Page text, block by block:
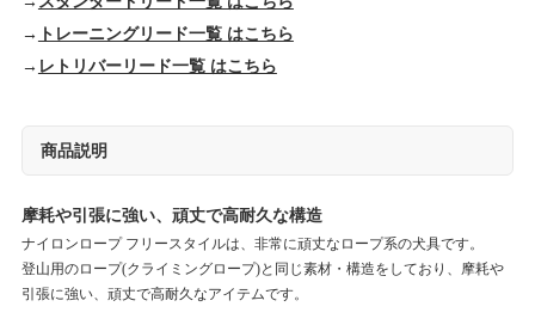
→ トレーニングリード一覧 はこちら
→ レトリバーリード一覧 はこちら
商品説明
摩耗や引張に強い、頑丈で高耐久な構造
ナイロンロープ フリースタイルは、非常に頑丈なロープ系の犬具です。
登山用のロープ(クライミングロープ)と同じ素材・構造をしており、摩耗や
引張に強い、頑丈で高耐久なアイテムです。